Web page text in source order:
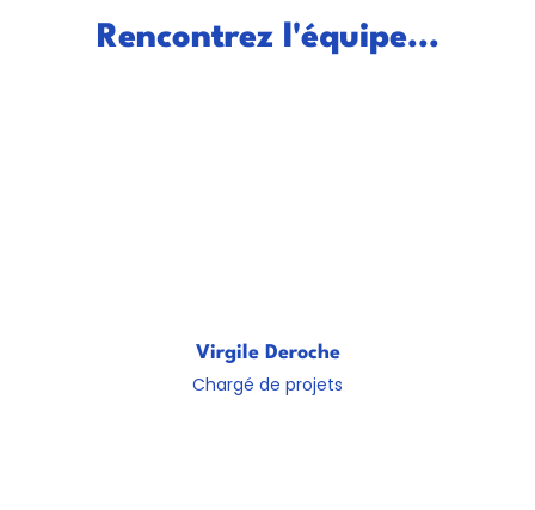
Rencontrez l'équipe...
Virgile Deroche
Chargé de projets